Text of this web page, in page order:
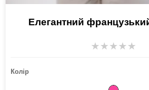
Елегантний
★★★★★
Колір